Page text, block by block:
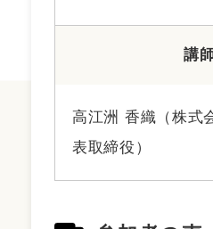
講
高江洲 香織（株式
表取締役）